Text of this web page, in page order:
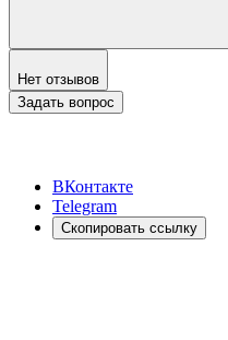
Нет отзывов
Задать вопрос
ВКонтакте
Telegram
Скопировать ссылку